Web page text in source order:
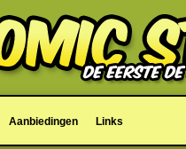
Aanbiedingen Links